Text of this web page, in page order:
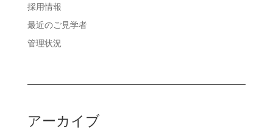
採用情報
最近のご見学者
管理状況
アーカイブ